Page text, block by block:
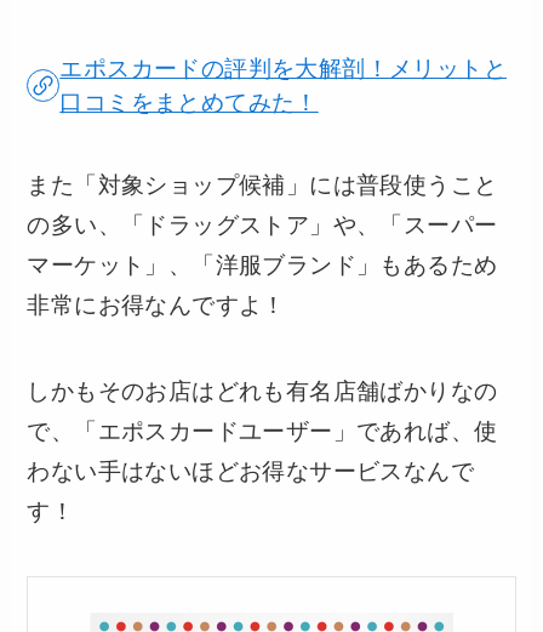
エポスカードの評判を大解剖！メリットと
口コミをまとめてみた！
また「対象ショップ候補」には普段使うこと
の多い、「ドラッグストア」や、「スーパー
マーケット」、「洋服ブランド」もあるため
非常にお得なんですよ！
しかもそのお店はどれも有名店舗ばかりなの
で、「エポスカードユーザー」であれば、使
わない手はないほどお得なサービスなんで
す！